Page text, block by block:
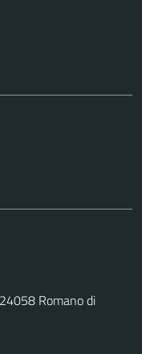
Romano di